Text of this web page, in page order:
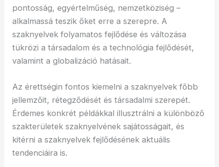
pontosság, egyértelműség, nemzetköziség –
alkalmassá teszik őket erre a szerepre. A
szaknyelvek folyamatos fejlődése és változása
tükrözi a társadalom és a technológia fejlődését,
valamint a globalizáció hatásait.
Az érettségin fontos kiemelni a szaknyelvek főbb
jellemzőit, rétegződését és társadalmi szerepét.
Érdemes konkrét példákkal illusztrálni a különböző
szakterületek szaknyelvének sajátosságait, és
kitérni a szaknyelvek fejlődésének aktuális
tendenciáira is.